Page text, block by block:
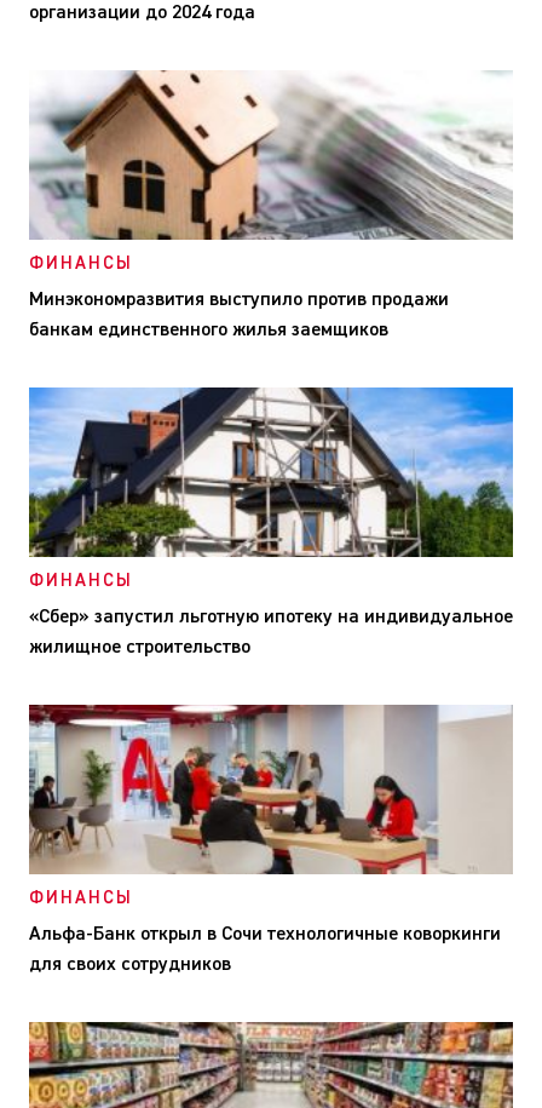
организации до 2024 года
ФИНАНСЫ
Минэкономразвития выступило против продажи
банкам единственного жилья заемщиков
ФИНАНСЫ
«Сбер» запустил льготную ипотеку на индивидуальное
жилищное строительство
ФИНАНСЫ
Альфа-Банк открыл в Сочи технологичные коворкинги
для своих сотрудников